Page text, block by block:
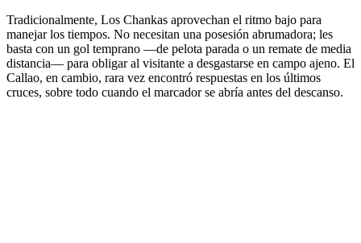
Tradicionalmente, Los Chankas aprovechan el ritmo bajo para
manejar los tiempos. No necesitan una posesión abrumadora; les
basta con un gol temprano —de pelota parada o un remate de media
distancia— para obligar al visitante a desgastarse en campo ajeno. El
Callao, en cambio, rara vez encontró respuestas en los últimos
cruces, sobre todo cuando el marcador se abría antes del descanso.